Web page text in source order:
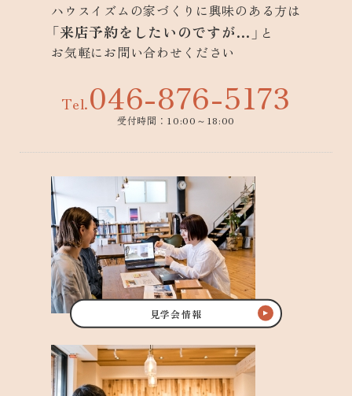
ハウスイズムの家づくりに興味のある方は
「来店予約をしたいのですが…」 と
お気軽にお問い合わせください
Tel.046-876-5173
受付時間：10:00～18:00
見学会情報